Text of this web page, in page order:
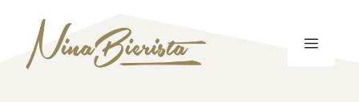
Inhalt
springen
MENÜ